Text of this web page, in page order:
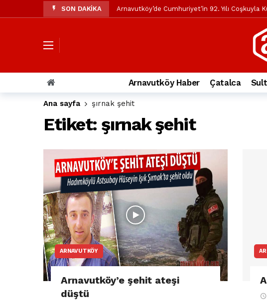
SON DAKİKA Arnavutköy’de Cumhuriyet’in 92. Yılı Coşkuyla
Özgür Özel’den Arnavutköy Belediyesi’ne ve
Arnavutköy’ün nüfusu 2024 yılında 344.868’e
Arnavutköy Taşoluk’ta seyir halindeki otomobil
Arnavutköy İmrahor Mahallesi sakinleri
Arnavutköy’de 29 Ekim Cumhuriyet Bayramı
Toprak kaydı: 3 hafriyat kamyonu birbirlerinin
İstanbul Havalimanı yolundaki kazada, taksideki
Arnavutkoy Belediyesi’ne su baskını tepkisi
Arnavutköy Haber Çatalca
Ana sayfa şırnak şehit
Etiket: şırnak şehit
ARNAVUTKÖY
Arnavutköy’e şehit ateşi
düştü